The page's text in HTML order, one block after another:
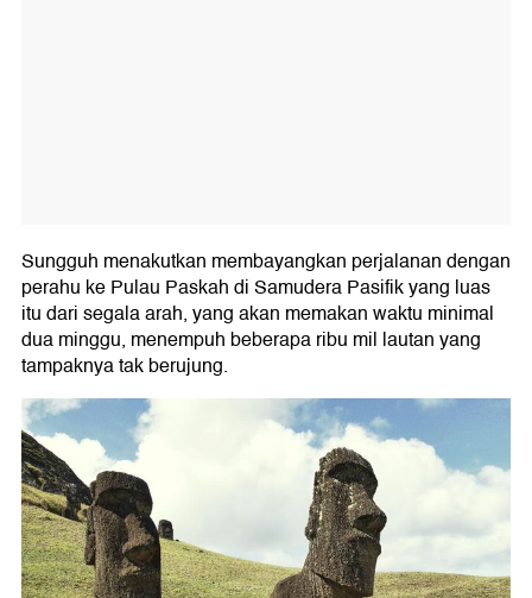
Sungguh menakutkan membayangkan perjalanan dengan
perahu ke Pulau Paskah di Samudera Pasifik yang luas
itu dari segala arah, yang akan memakan waktu minimal
dua minggu, menempuh beberapa ribu mil lautan yang
tampaknya tak berujung.